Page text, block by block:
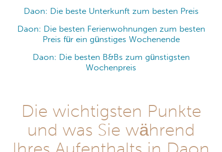
Daon: Die beste Unterkunft zum besten Preis
Daon: Die besten Ferienwohnungen zum besten
Preis für ein günstiges Wochenende
Daon: Die besten B&Bs zum günstigsten
Wochenpreis
Die wichtigsten Punkte
und was Sie während